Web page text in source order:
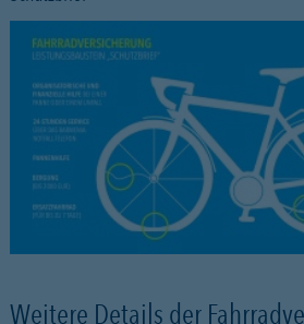
Weitere Details der